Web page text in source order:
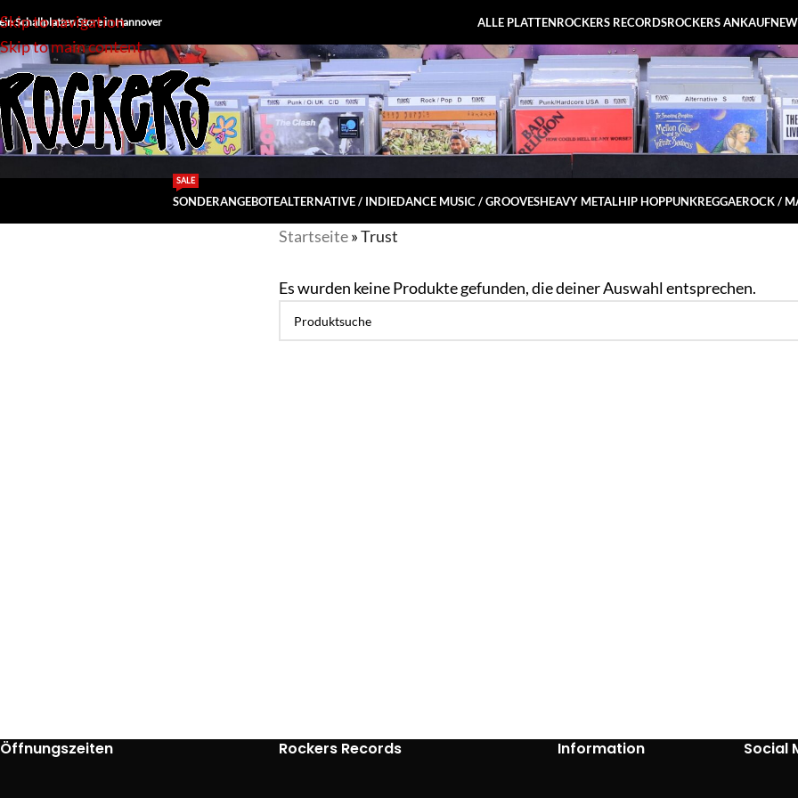
Skip to navigation
Skip to main content
Schallplatten Store in Hannover ALLE PLATTENROCKERS RECORDSROCKERS ANKAUF
SONDERANGEBOTE
SALE
ALTERNATIVE / INDIEDANCE MUSIC / GROOVESHEAVY METALHIP HOPPUNKREGGAEROCK /
Startseite»Trust
Es wurden keine Produkte gefunden, die deiner Auswahl entsprechen.
Öffnungszeiten Rockers Records Information Social